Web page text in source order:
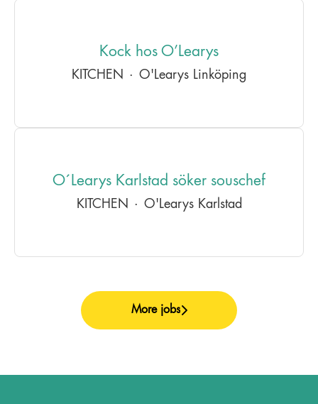
Kock hos O’Learys
KITCHEN · O'Learys Linköping
O´Learys Karlstad söker souschef
KITCHEN · O'Learys Karlstad
More jobs